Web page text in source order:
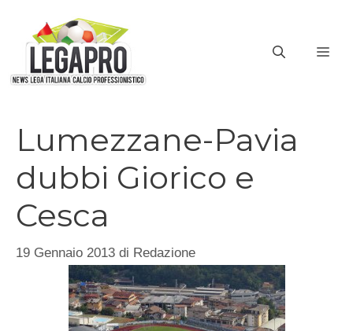
contenuto
Lumezzane-Pavia
dubbi Giorico e
Cesca
19 Gennaio 2013 di Redazione